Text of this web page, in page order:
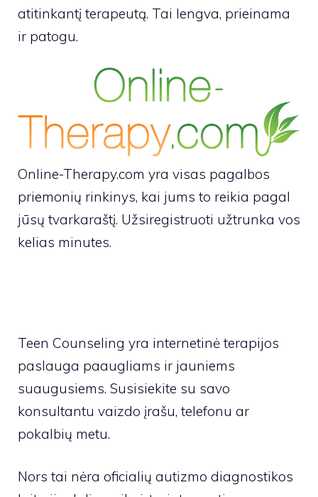
atitinkantį terapeutą. Tai lengva, prieinama
ir patogu.
Online-Therapy.com yra visas pagalbos
priemonių rinkinys, kai jums to reikia pagal
jūsų tvarkaraštį. Užsiregistruoti užtrunka vos
kelias minutes.
suaugusiems. Susisiekite su savo
konsultantu vaizdo įrašu, telefonu ar
pokalbių metu.
Nors tai nėra oficialių autizmo diagnostikos
spektro sutrikimų, dažnai kenčia nuo vienos